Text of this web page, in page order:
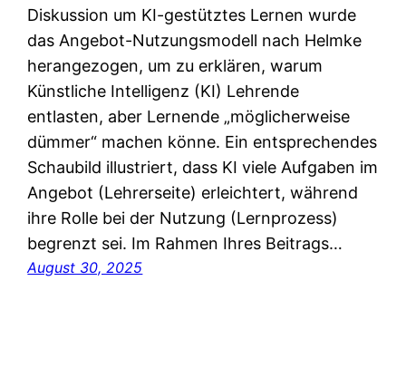
Diskussion um KI-gestütztes Lernen wurde
das Angebot-Nutzungsmodell nach Helmke
herangezogen, um zu erklären, warum
Künstliche Intelligenz (KI) Lehrende
entlasten, aber Lernende „möglicherweise
dümmer“ machen könne. Ein entsprechendes
Schaubild illustriert, dass KI viele Aufgaben im
Angebot (Lehrerseite) erleichtert, während
ihre Rolle bei der Nutzung (Lernprozess)
begrenzt sei. Im Rahmen Ihres Beitrags…
August 30, 2025